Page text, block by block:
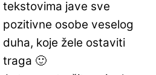
tekstovima jave sve
pozitivne osobe veselog
duha, koje žele ostaviti
traga 🙂